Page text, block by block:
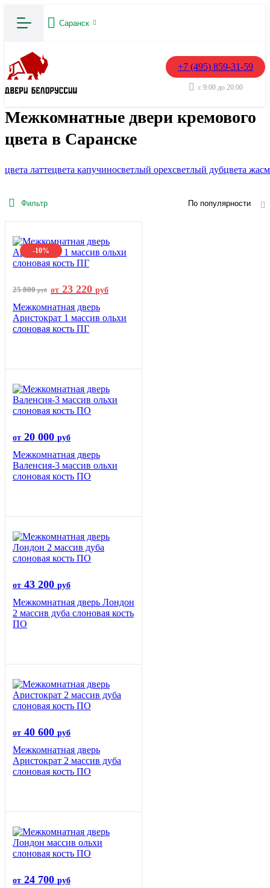
Саранск
+7 (495) 859-31-59
с 9:00 до 20:00
Межкомнатные двери кремового
цвета в Саранске
цвета латтецвета капучиносветлый орехсветлый дубцвета
Фильтр По популярности
-10%
25 800руб от 23 220 руб
Межкомнатная дверь
Аристократ 1 массив ольхи
слоновая кость ПГ
от 20 000 руб
Межкомнатная дверь
Валенсия-3 массив ольхи
слоновая кость ПО
от 43 200 руб
Межкомнатная дверь Лондон
2 массив дуба слоновая кость
ПО
от 40 600 руб
Межкомнатная дверь
Аристократ 2 массив дуба
слоновая кость ПО
от 24 700 руб